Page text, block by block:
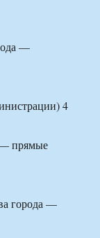
—
4
прямые
города —